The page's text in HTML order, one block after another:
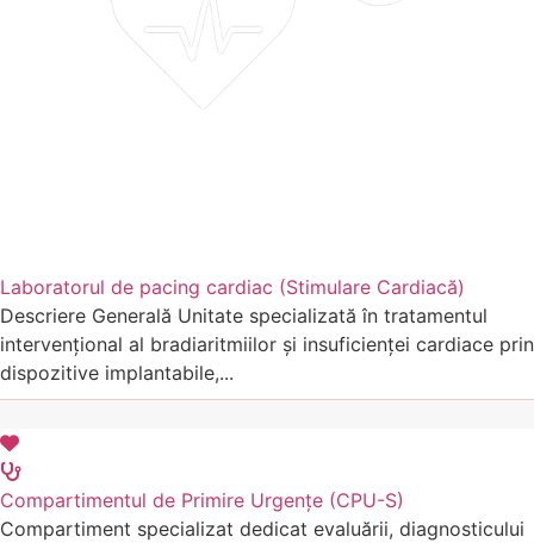
Laboratorul de pacing cardiac (Stimulare Cardiacă)
Descriere Generală Unitate specializată în tratamentul
intervențional al bradiaritmiilor și insuficienței cardiace prin
dispozitive implantabile,...
Compartimentul de Primire Urgențe (CPU-S)
Compartiment specializat dedicat evaluării, diagnosticului